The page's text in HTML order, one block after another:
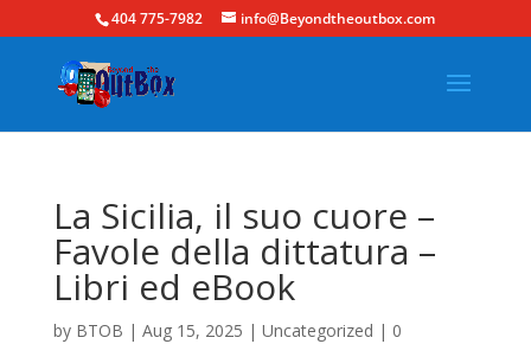
404 775-7982 info@Beyondtheoutbox.com
La Sicilia, il suo cuore –
Favole della dittatura –
Libri ed eBook
by BTOB | Aug 15, 2025 | Uncategorized | 0